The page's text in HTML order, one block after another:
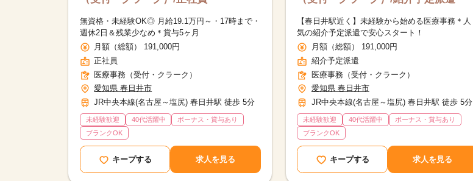
無資格・未経験OK◎ 月給19.1万円～・17時まで・
週休2日＆残業少なめ＊賞与5ヶ月
月額（総額） 191,000円
正社員
医療事務（受付・クラーク）
愛知県 春日井市
JR中央本線(名古屋～塩尻) 春日井駅 徒歩 5分
未経験歓迎 40代活躍中
ボーナス・賞与あり
ブランクOK
キープする 求人を見る
【春日井駅近く】未経験から始める医療事務＊人
気の紹介予定派遣で安心スタート！
月額（総額） 191,000円
紹介予定派遣
医療事務（受付・クラーク）
愛知県 春日井市
JR中央本線(名古屋～塩尻) 春日井駅 徒歩 5分
未経験歓迎 40代活躍中
ボーナス・賞与あり
ブランクOK
キープする 求人を見る